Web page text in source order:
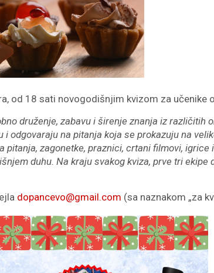
od 18 sati novogodišnjim kvizom za učenike
druženje, zabavu i širenje znanja iz različitih
i odgovaraju na pitanja koja se prokazuju na
pitanja, zagonetke, praznici, crtani filmovi, igrice
duhu. Na kraju svakog kviza, prve tri ekipe
dopancevo@gmail.com (sa naznakom „za